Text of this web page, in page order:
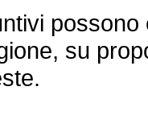
possono
su